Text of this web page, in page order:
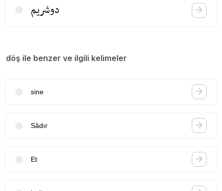
دوشریم
döş ile benzer ve ilgili kelimeler
sine
Sâdır
Et